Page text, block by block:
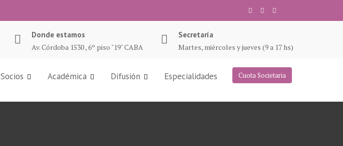
Donde estamos
Av. Córdoba 1530 , 6º piso "19" CABA
Secretaría
Martes, miércoles y jueves (9 a 17 hs)
Cuota Societaria
Socios Académica Difusión Especialidades